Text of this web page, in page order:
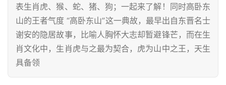
表生肖虎、猴、蛇、猪、狗；一起来了解！同时高卧东
山的王者气度 “高卧东山”这一典故，最早出自东晋名士
谢安的隐居故事，比喻人胸怀大志却暂避锋芒，而在生
肖文化中，生肖虎与之最为契合，虎为山中之王，天生
具备领